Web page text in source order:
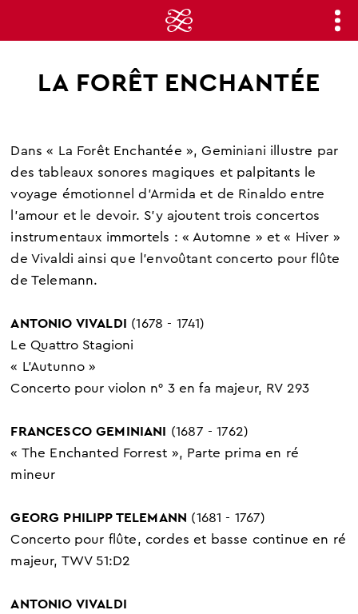
LA FORÊT ENCHANTÉE
Dans « La Forêt Enchantée », Geminiani illustre par
des tableaux sonores magiques et palpitants le
voyage émotionnel d'Armida et de Rinaldo entre
l’amour et le devoir. S'y ajoutent trois concertos
instrumentaux immortels : « Automne » et « Hiver »
de Vivaldi ainsi que l'envoûtant concerto pour flûte
de Telemann.
ANTONIO VIVALDI (1678 - 1741)
Le Quattro Stagioni
« L'Autunno »
Concerto pour violon n° 3 en fa majeur, RV 293
FRANCESCO GEMINIANI (1687 - 1762)
« The Enchanted Forrest », Parte prima en ré
mineur
GEORG PHILIPP TELEMANN (1681 - 1767)
Concerto pour flûte, cordes et basse continue en ré
majeur, TWV 51:D2
ANTONIO VIVALDI